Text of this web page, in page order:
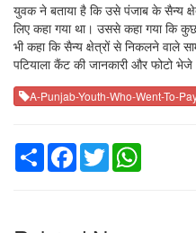
युवक ने बताया है कि उसे पंजाब के सैन्य
लिए कहा गया था। उससे कहा गया कि
भी कहा कि सैन्य क्षेत्रों से निकलने वाले
पटियाला कैंट की जानकारी और फोटो
A-Punjab-Youth-Who-Went-To-
Share Facebook
Twitter